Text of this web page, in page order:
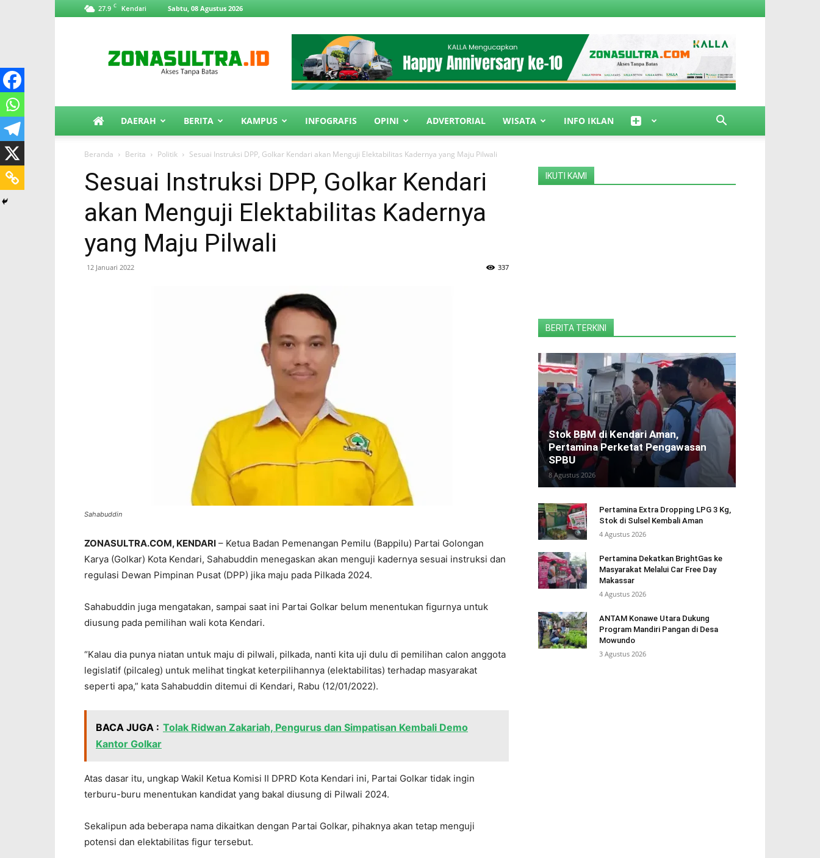
27.9 C Kendari Sabtu, 08 Agustus 2026
DAERAH BERITA KAMPUS INFOGRAFIS OPINI ADVERTORIAL WISATA INFO IKLAN
Beranda Berita Politik Sesuai Instruksi DPP, Golkar Kendari akan Menguji Elektabilitas Kadernya yang Maju Pilwali
Sesuai Instruksi DPP, Golkar Kendari
akan Menguji Elektabilitas Kadernya
yang Maju Pilwali
12 Januari 2022 337
Sahabuddin
ZONASULTRA.COM, KENDARI – Ketua Badan Pemenangan Pemilu (Bappilu) Partai Golongan
Karya (Golkar) Kota Kendari, Sahabuddin menegaskan akan menguji kadernya sesuai instruksi dan
regulasi Dewan Pimpinan Pusat (DPP) jika maju pada Pilkada 2024.
Sahabuddin juga mengatakan, sampai saat ini Partai Golkar belum menentukan figurnya untuk
diusung pada pemilihan wali kota Kendari.
“Kalau dia punya niatan untuk maju di pilwali, pilkada, nanti kita uji dulu di pemilihan calon anggota
legislatif (pilcaleg) untuk melihat tingkat keterpilihannya (elektabilitas) terhadap masyarakat
seperti apa,” kata Sahabuddin ditemui di Kendari, Rabu (12/01/2022).
BACA JUGA : Tolak Ridwan Zakariah, Pengurus dan Simpatisan Kembali Demo
Kantor Golkar
Atas dasar itu, ungkap Wakil Ketua Komisi II DPRD Kota Kendari ini, Partai Golkar tidak ingin
terburu-buru menentukan kandidat yang bakal diusung di Pilwali 2024.
Sekalipun ada beberapa nama dikaitkan dengan Partai Golkar, pihaknya akan tetap menguji
potensi dan elektabilitas figur tersebut.
IKUTI KAMI
BERITA TERKINI
Stok BBM di Kendari Aman,
Pertamina Perketat Pengawasan
SPBU
8 Agustus 2026
Pertamina Extra Dropping LPG 3 Kg,
Stok di Sulsel Kembali Aman
4 Agustus 2026
Pertamina Dekatkan BrightGas ke
Masyarakat Melalui Car Free Day
Makassar
4 Agustus 2026
ANTAM Konawe Utara Dukung
Program Mandiri Pangan di Desa
Mowundo
3 Agustus 2026